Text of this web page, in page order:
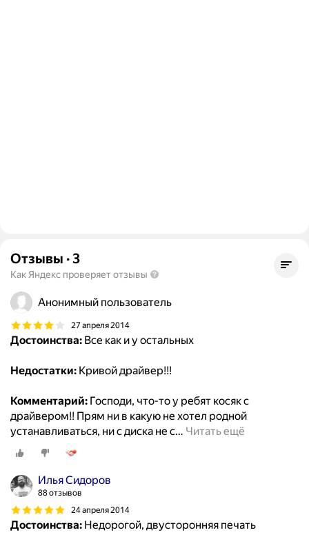
Отзывы · 3
Как Яндекс проверяет отзывы
Анонимный пользователь
27 апреля 2014
Достоинства: Все как и у остальных
Недостатки: Кривой драйвер!!!
Комментарий: Господи, что-то у ребят косяк с
драйвером!! Прям ни в какую не хотел родной
устанавливаться, ни с диска не с… Читать ещё
Илья Сидоров
88 отзывов
24 апреля 2014
Достоинства: Недорогой, двусторонняя печать